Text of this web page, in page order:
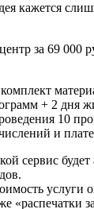
кажется
за 69 000
+ 2 дня
10
и
сервис будет
услуги
«распечатки